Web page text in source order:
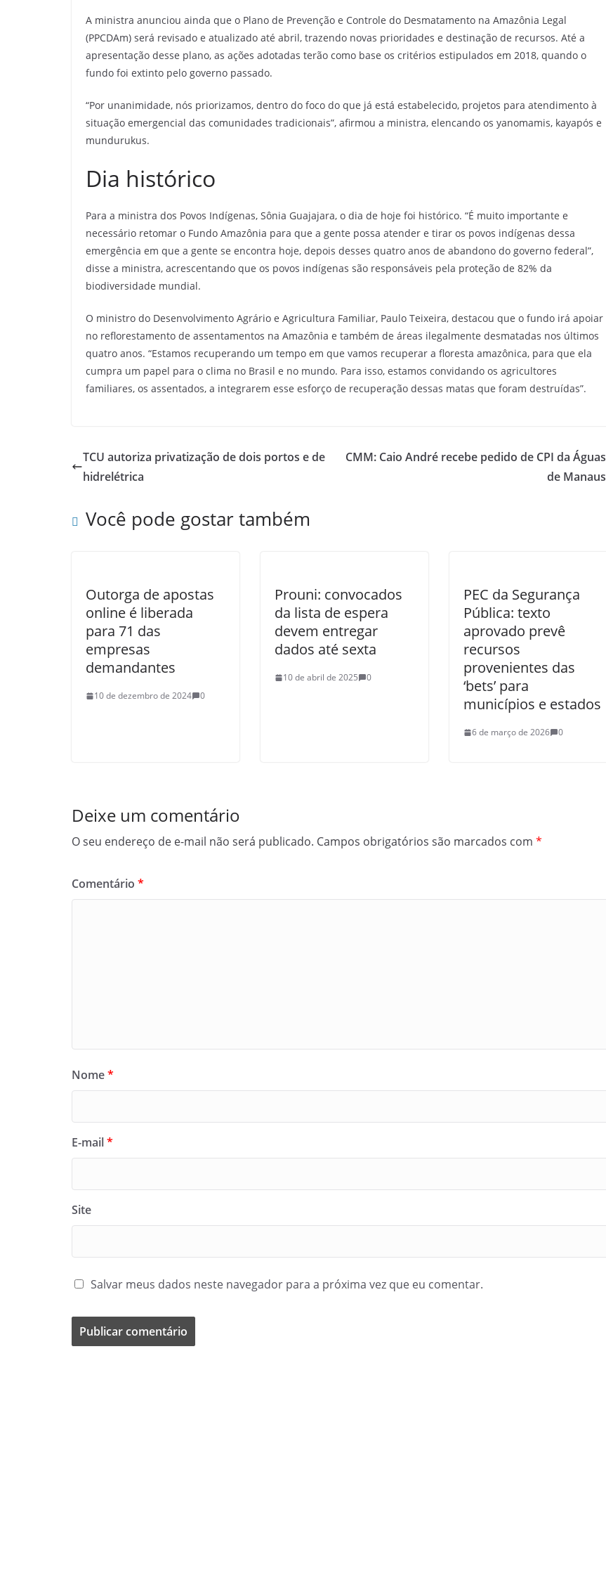
A ministra anunciou ainda que o Plano de Prevenção e Controle do Desmatamento na Amazônia Legal
(PPCDAm) será revisado e atualizado até abril, trazendo novas prioridades e destinação de recursos. Até a
apresentação desse plano, as ações adotadas terão como base os critérios estipulados em 2018, quando o
fundo foi extinto pelo governo passado.
“Por unanimidade, nós priorizamos, dentro do foco do que já está estabelecido, projetos para atendimento à
situação emergencial das comunidades tradicionais”, afirmou a ministra, elencando os yanomamis, kayapós e
mundurukus.
Dia histórico
Para a ministra dos Povos Indígenas, Sônia Guajajara, o dia de hoje foi histórico. “É muito importante e
necessário retomar o Fundo Amazônia para que a gente possa atender e tirar os povos indígenas dessa
emergência em que a gente se encontra hoje, depois desses quatro anos de abandono do governo federal”,
disse a ministra, acrescentando que os povos indígenas são responsáveis pela proteção de 82% da
biodiversidade mundial.
O ministro do Desenvolvimento Agrário e Agricultura Familiar, Paulo Teixeira, destacou que o fundo irá apoiar
no reflorestamento de assentamentos na Amazônia e também de áreas ilegalmente desmatadas nos últimos
quatro anos. “Estamos recuperando um tempo em que vamos recuperar a floresta amazônica, para que ela
cumpra um papel para o clima no Brasil e no mundo. Para isso, estamos convidando os agricultores
familiares, os assentados, a integrarem esse esforço de recuperação dessas matas que foram destruídas”.
TCU autoriza privatização de dois portos e de
hidrelétrica
CMM: Caio André recebe pedido de CPI da Águas
de Manaus
Você pode gostar também
Outorga de apostas
online é liberada
para 71 das
empresas
demandantes
10 de dezembro de 2024 0
Prouni: convocados
da lista de espera
devem entregar
dados até sexta
10 de abril de 2025 0
PEC da Segurança
Pública: texto
aprovado prevê
recursos
provenientes das
‘bets’ para
municípios e estados
6 de março de 2026 0
Deixe um comentário
O seu endereço de e-mail não será publicado. Campos obrigatórios são marcados com *
Comentário *
Nome*
E-mail*
Site
Salvar meus dados neste navegador para a próxima vez que eu comentar.